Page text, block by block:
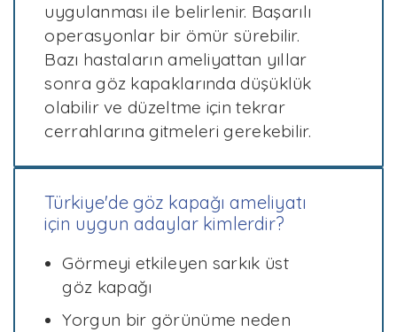
uygulanması ile belirlenir. Başarılı
operasyonlar bir ömür sürebilir.
Bazı hastaların ameliyattan yıllar
sonra göz kapaklarında düşüklük
olabilir ve düzeltme için tekrar
cerrahlarına gitmeleri gerekebilir.
Türkiye'de göz kapağı ameliyatı
için uygun adaylar kimlerdir?
Görmeyi etkileyen sarkık üst
göz kapağı
Yorgun bir görünüme neden